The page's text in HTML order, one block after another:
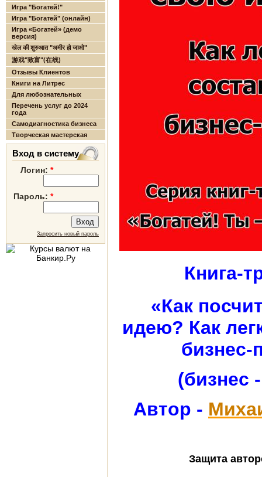
Игра "Богатей!"
Игра "Богатей" (онлайн)
Игра «Богатей» (демо
версия)
खेल की शुरुआत "अमीर हो जाओ"
游戏"致富"(在线)
Отзывы Клиентов
Книги на Литрес
Для любознательных
Перечень услуг до 2024
года
Самодиагностика бизнеса
Творческая мастерская
Вход в систему
Логин: *
Пароль: *
Запросить новый пароль
Книга-
«Как
идею? Как
бизнес-
(бизнес
Автор -
Защита